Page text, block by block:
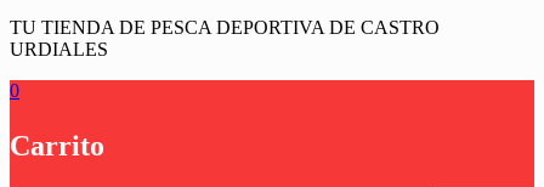
TU TIENDA DE PESCA DEPORTIVA DE CASTRO
URDIALES
0
Carrito